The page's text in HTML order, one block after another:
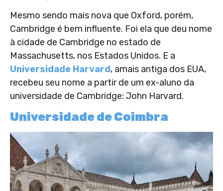
Mesmo sendo mais nova que Oxford, porém,
Cambridge é bem influente. Foi ela que deu nome
à cidade de Cambridge no estado de
Massachusetts, nos Estados Unidos. E a
Universidade Harvard, amais antiga dos EUA,
recebeu seu nome a partir de um ex-aluno da
universidade de Cambridge: John Harvard.
Universidade de Coimbra